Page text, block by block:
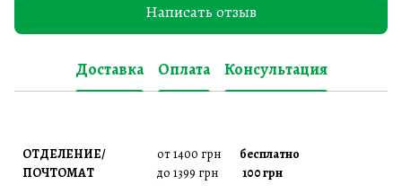
Написать отзыв
Доставка Оплата Консультация
ОТДЕЛЕНИЕ/ от 1400 грн бесплатно
ПОЧТОМАТ до 1399 грн 100 грн